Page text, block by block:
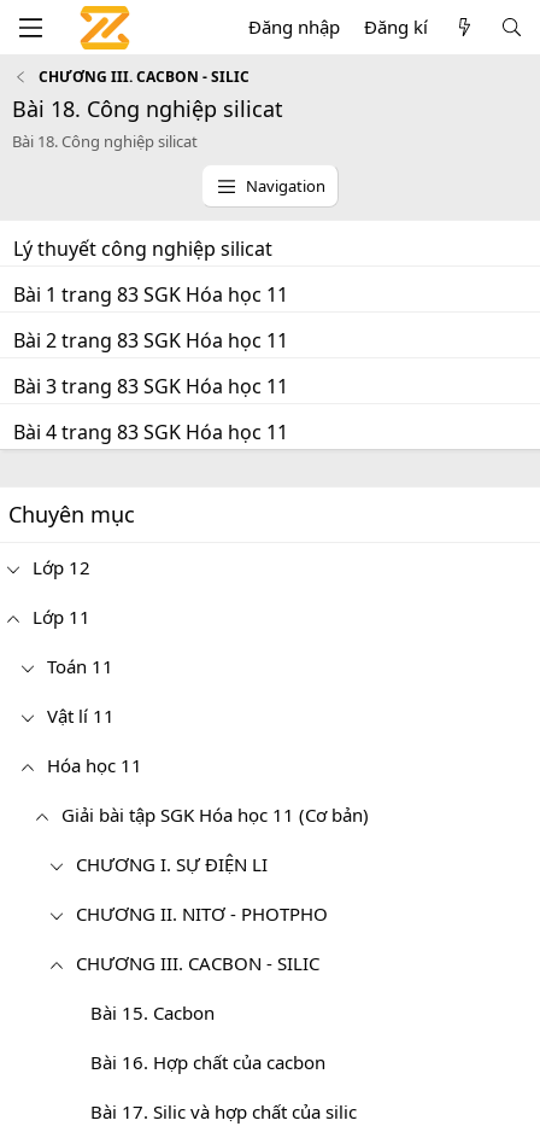
Đăng nhập Đăng kí
CHƯƠNG III. CACBON - SILIC
Bài 18. Công nghiệp silicat
Bài 18. Công nghiệp silicat
Navigation
Lý thuyết công nghiệp silicat
Bài 1 trang 83 SGK Hóa học 11
Bài 2 trang 83 SGK Hóa học 11
Bài 3 trang 83 SGK Hóa học 11
Bài 4 trang 83 SGK Hóa học 11
Chuyên mục
Lớp 12
Lớp 11
Toán 11
Vật lí 11
Hóa học 11
Giải bài tập SGK Hóa học 11 (Cơ bản)
CHƯƠNG I. SỰ ĐIỆN LI
CHƯƠNG II. NITƠ - PHOTPHO
CHƯƠNG III. CACBON - SILIC
Bài 15. Cacbon
Bài 16. Hợp chất của cacbon
Bài 17. Silic và hợp chất của silic